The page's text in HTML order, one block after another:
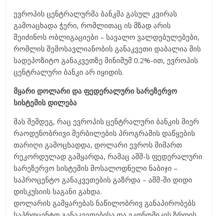
ევროპის ცენტრალურმა ბანკმა გასულ კვირას
გამოაცხადა ჭერი, რომლითაც ის მზად არის
შეიძინოს ობლიგაციები – სავალო ვალდებულებები,
რომლის შემოსავლიანობის განაკვეთი დაბალია მის
სადეპოზიტო განაკვეთზე მინიმუმ 0.2%-ით, ევროპის
ცენტრალური ბანკი არ იყიდის.
მყარი დოლარი და ფედერალური სარეზერვო
სისტემის დილება
მას შემდეგ, რაც ევროპის ცენტრალური ბანკის მიერ
რაოდენობრივი შერბილების პროგრამის დაწყების
თარიღი გამოცხადდა, დოლარი ევროს მიმართ
რეკორდულად გამყარდა, რამაც აშშ-ს ფედერალური
სარეზერვო სისტემის მოსალოდნელი ნაბიჯი –
საპროცენტო განაკვეთების გაზრდა – აშშ-ში დიდი
დისკუსიის საგანი გახდა.
დოლარის გამყარებას ნაწილობრივ განაპირობებს